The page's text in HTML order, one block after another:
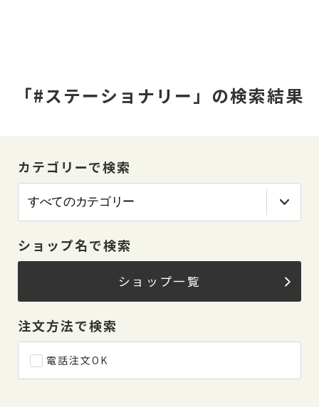
「#ステーショナリー」の検索結果
カテゴリーで検索
ショップ名で検索
ショップ一覧
注文方法で検索
電話注文OK